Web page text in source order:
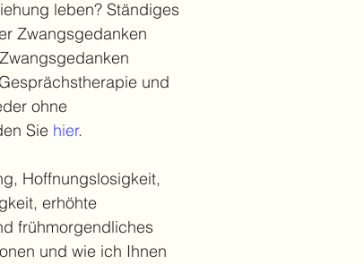
leben? Ständiges
Zwangsgedanken
und
ohne
Sie hier.
Hoffnungslosigkeit,
erhöhte
frühmorgendliches
und wie ich Ihnen